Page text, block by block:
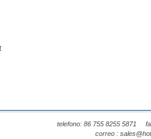
telefono: 86 755 8255 5871
correo :